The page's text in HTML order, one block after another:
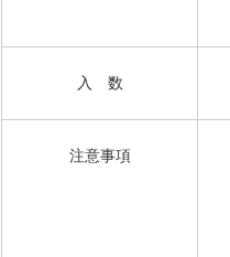
入 数
注意事項